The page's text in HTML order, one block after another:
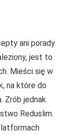
ani porady
jest to
Mieści się w
na które do
Zrób jednak
Reduslim.